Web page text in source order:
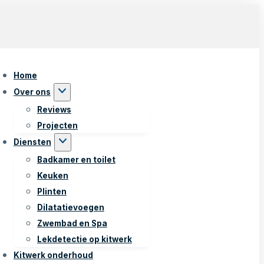
Home
Over ons
Reviews
Projecten
Diensten
Badkamer en toilet
Keuken
Plinten
Dilatatievoegen
Zwembad en Spa
Lekdetectie op kitwerk
Kitwerk onderhoud